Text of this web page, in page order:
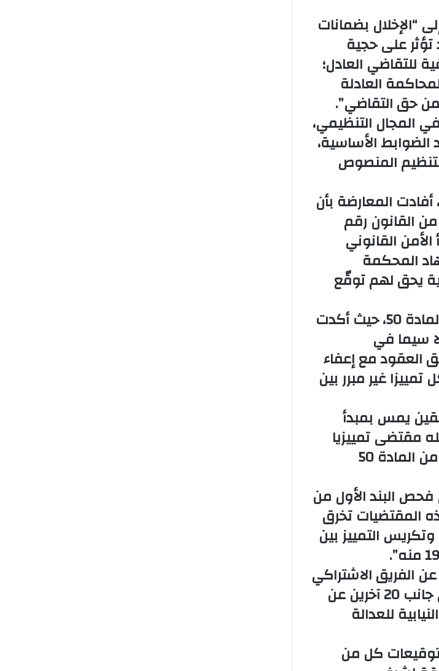
“الإخلال بضمانات
على حجية
للتقاضي العادل؛
العادلة
المجال التنظيمي،
الأساسية،
المنصوص
المعارضة بأن
عبارة “بدون سبب مشروع” الواردة في المادة رقم 37 من القانون رقم
الأمن القانوني
اجتهاد المحكمة
يحق لهم توقّع
ولم تتوقف الملاحظات عند هذا الحد، بل شملت أيضا المادة 50، حيث أكدت
لا سيما في
العقود مع إعفاء
غير مبرر بين
يمس بمبدأ
مقتضى تمييزيا
يفتقر للمسوغ الموضوعي والمنطقي، وهو ما يجعل من المادة 50
فحص البند الأول من
المقتضيات تخرق
التمييز بين
توقيعات 32 نائبا برلمانيا عن الفريق الاشتراكي
ــ المعارضة الاتحادية، و25 نائبا عن الفريق الحركي، إلى جانب 20 آخرين عن
النيابية للعدالة
كل من